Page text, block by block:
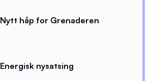
Nytt håp for Grenaderen
Energisk nysatsing